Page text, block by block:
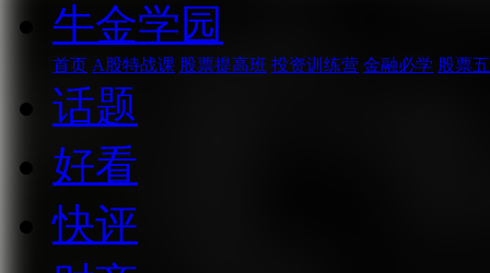
牛金学园
首页 A股特战课 股票提高班 投资训练营 金融必学 股票
话题
好看
快评